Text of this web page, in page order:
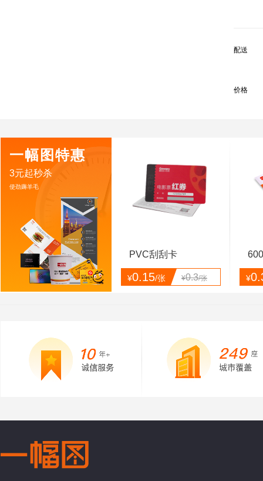
配送
价格
一幅图特惠
3元起秒杀
使劲薅羊毛
PVC刮刮卡
¥0.15/张 ¥0.3/张 ¥